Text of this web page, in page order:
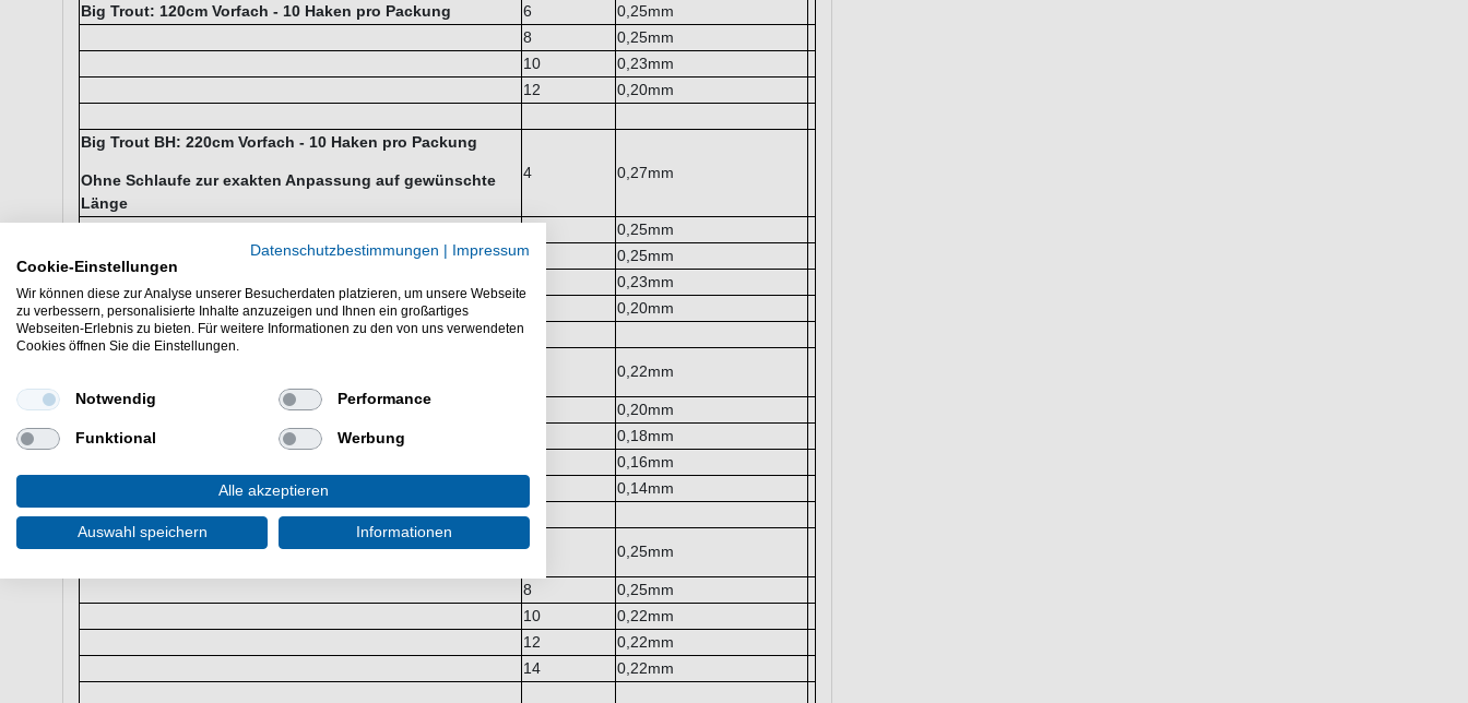
Big Trout: 120cm Vorfach - 10 Haken pro Packung 6
0,25mm
8
0,25mm
10
0,23mm
12
0,20mm
Big Trout BH: 220cm Vorfach - 10 Haken pro Packung
Ohne Schlaufe zur exakten Anpassung auf gewünschte
Länge
4 0,27mm
6
0,25mm
8
0,25mm
0,23mm
0,20mm
0,22mm
0,20mm
0,18mm
0,16mm
0,14mm
Trout Paste Haken lang: 250cm Vorfach - 5 Haken pro
6 0,25mm
8
0,25mm
10
0,22mm
12
0,22mm
14
0,22mm
Datenschutzbestimmungen | Impressum
Cookie-Einstellungen
Wir können diese zur Analyse unserer Besucherdaten platzieren, um unsere Webseite
zu verbessern, personalisierte Inhalte anzuzeigen und Ihnen ein großartiges
Webseiten-Erlebnis zu bieten. Für weitere Informationen zu den von uns verwendeten
Cookies öffnen Sie die Einstellungen.
Notwendig Performance
Funktional Werbung
Alle akzeptieren
Auswahl speichern Informationen